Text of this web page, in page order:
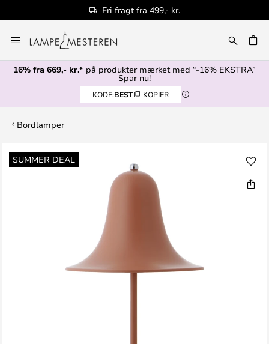
Fri fragt fra 499,- kr.
to
Content
16% fra 669,- kr.* på produkter mærket med “-16% EKSTRA”
Spar nu!
KODE:BEST KOPIER
Bordlamper
SUMMER DEAL
Gå
til